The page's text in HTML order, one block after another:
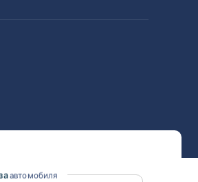
Toyota
автомобиля